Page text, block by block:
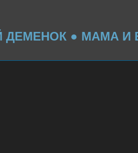
ДЕМЕНОК ● МАМА И